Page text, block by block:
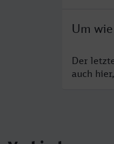
Um
Der
auch